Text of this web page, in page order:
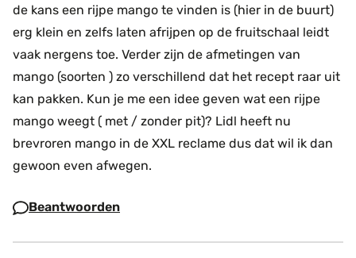
de kans een rijpe mango te vinden is (hier in de buurt)
erg klein en zelfs laten afrijpen op de fruitschaal leidt
vaak nergens toe. Verder zijn de afmetingen van
mango (soorten ) zo verschillend dat het recept raar uit
kan pakken. Kun je me een idee geven wat een rijpe
mango weegt ( met / zonder pit)? Lidl heeft nu
brevroren mango in de XXL reclame dus dat wil ik dan
gewoon even afwegen.
Beantwoorden